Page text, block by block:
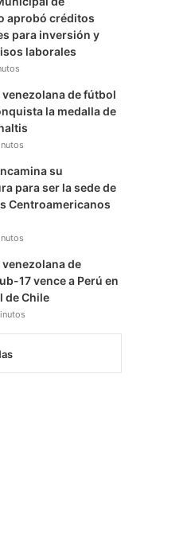
aprobó créditos
para inversión y
laborales
de fútbol
la medalla de
su
para ser la sede de
Centroamericanos
de
17 vence a Perú en
de Chile